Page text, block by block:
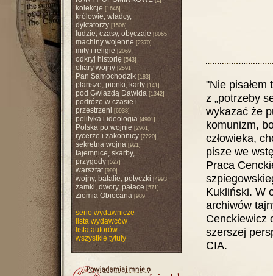
kolekcje [1646]
królowie, władcy,
dyktatorzy[1506]
ludzie, czasy, obyczaje [8065]
machiny wojenne [2370]
mity i religie [2069]
odkryj historię[543]
ofiary wojny[2591]
Pan Samochodzik[183]
plansze, pionki, karty[141]
pod Gwiazdą Dawida[1342]
podróże w czasie i
przestrzeni [6938]
polityka i ideologia[4901]
Polska po wojnie [2961]
rycerze i zakonnicy[2220]
sekretna wojna[921]
tajemnice, skarby,
przygody[527]
warsztat[999]
wojny, batalie, potyczki [4993]
zamki, dwory, pałace [571]
Ziemia Obiecana[989]
serie wydawnicze
lista wydawców
lista autorów
wszystkie tytuły
"Nie pisałem
z „potrzeby
wykazać że
komunizm,
człowieka,
pisze we
Praca
Kukliński. W
archiwów
Cenckiewicz
szerszej
CIA.